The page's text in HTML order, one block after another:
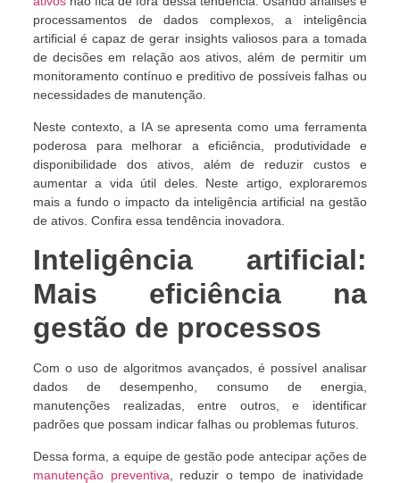
processamentos de dados complexos, a inteligência
artificial é capaz de gerar insights valiosos para a tomada
de decisões em relação aos ativos, além de permitir um
monitoramento contínuo e preditivo de possíveis falhas ou
necessidades de manutenção.
Neste contexto, a IA se apresenta como uma ferramenta
poderosa para melhorar a eficiência, produtividade e
disponibilidade dos ativos, além de reduzir custos e
aumentar a vida útil deles. Neste artigo, exploraremos
mais a fundo o impacto da inteligência artificial na gestão
de ativos. Confira essa tendência inovadora.
Inteligência artificial:
Mais eficiência na
gestão de processos
Com o uso de algoritmos avançados, é possível analisar
dados de desempenho, consumo de energia,
manutenções realizadas, entre outros, e identificar
padrões que possam indicar falhas ou problemas futuros.
Dessa forma, a equipe de gestão pode antecipar ações de
manutenção preventiva , reduzir o tempo de inatividade